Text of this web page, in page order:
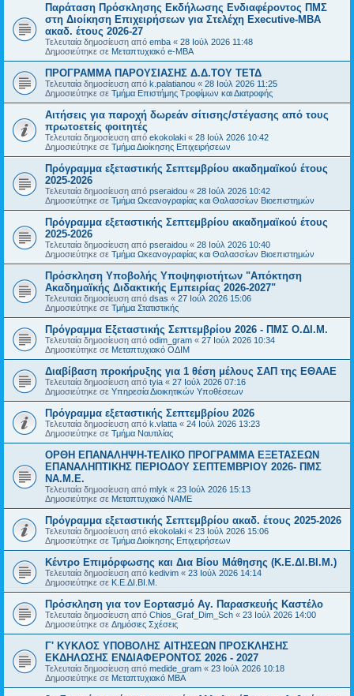
Παράταση Πρόσκλησης Εκδήλωσης Ενδιαφέροντος ΠΜΣ
στη Διοίκηση Επιχειρήσεων για Στελέχη Executive-MBΑ
ακαδ. έτους 2026-27
Τελευταία δημοσίευση από emba « 28 Ιούλ 2026 11:48
Δημοσιεύτηκε σε Μεταπτυχιακό e-MBA
ΠΡΟΓΡΑΜΜΑ ΠΑΡΟΥΣΙΑΣΗΣ Δ.Δ.ΤΟΥ ΤΕΤΔ
Τελευταία δημοσίευση από k.palatianou « 28 Ιούλ 2026 11:25
Δημοσιεύτηκε σε Τμήμα Επιστήμης Τροφίμων και Διατροφής
Αιτήσεις για παροχή δωρεάν σίτισης/στέγασης από τους
πρωτοετείς φοιτητές
Τελευταία δημοσίευση από ekokolaki « 28 Ιούλ 2026 10:42
Δημοσιεύτηκε σε Τμήμα Διοίκησης Επιχειρήσεων
Πρόγραμμα εξεταστικής Σεπτεμβρίου ακαδημαϊκού έτους
2025-2026
Τελευταία δημοσίευση από pseraidou « 28 Ιούλ 2026 10:42
Δημοσιεύτηκε σε Τμήμα Ωκεανογραφίας και Θαλασσίων Βιοεπιστημών
Πρόγραμμα εξεταστικής Σεπτεμβρίου ακαδημαϊκού έτους
2025-2026
Τελευταία δημοσίευση από pseraidou « 28 Ιούλ 2026 10:40
Δημοσιεύτηκε σε Τμήμα Ωκεανογραφίας και Θαλασσίων Βιοεπιστημών
Πρόσκληση Υποβολής Υποψηφιοτήτων "Απόκτηση
Ακαδημαϊκής Διδακτικής Εμπειρίας 2026-2027"
Τελευταία δημοσίευση από dsas « 27 Ιούλ 2026 15:06
Δημοσιεύτηκε σε Τμήμα Στατιστικής
Πρόγραμμα Εξεταστικής Σεπτεμβρίου 2026 - ΠΜΣ Ο.ΔΙ.Μ.
Τελευταία δημοσίευση από odim_gram « 27 Ιούλ 2026 10:34
Δημοσιεύτηκε σε Μεταπτυχιακό ΟΔΙΜ
Διαβίβαση προκήρυξης για 1 θέση μέλους ΣΑΠ της ΕΘΑΑΕ
Τελευταία δημοσίευση από tyia « 27 Ιούλ 2026 07:16
Δημοσιεύτηκε σε Υπηρεσία Διοικητικών Υποθέσεων
Πρόγραμμα εξεταστικής Σεπτεμβρίου 2026
Τελευταία δημοσίευση από k.vlatta « 24 Ιούλ 2026 13:23
Δημοσιεύτηκε σε Τμήμα Ναυτιλίας
ΟΡΘΗ ΕΠΑΝΑΛΗΨΗ-ΤΕΛΙΚΟ ΠΡΟΓΡΑΜΜΑ ΕΞΕΤΑΣΕΩΝ
ΕΠΑΝΑΛΗΠΤΙΚΗΣ ΠΕΡΙΟΔΟΥ ΣΕΠΤΕΜΒΡΙΟΥ 2026- ΠΜΣ
ΝΑ.Μ.Ε.
Τελευταία δημοσίευση από mlyk « 23 Ιούλ 2026 15:13
Δημοσιεύτηκε σε Μεταπτυχιακό ΝΑΜΕ
Πρόγραμμα εξεταστικής Σεπτεμβρίου ακαδ. έτους 2025-2026
Τελευταία δημοσίευση από ekokolaki « 23 Ιούλ 2026 15:06
Δημοσιεύτηκε σε Τμήμα Διοίκησης Επιχειρήσεων
Κέντρο Επιμόρφωσης και Δια Βίου Μάθησης (Κ.Ε.ΔΙ.ΒΙ.Μ.)
Τελευταία δημοσίευση από kedivim « 23 Ιούλ 2026 14:14
Δημοσιεύτηκε σε Κ.Ε.ΔΙ.ΒΙ.Μ.
Πρόσκληση για τον Εορτασμό Αγ. Παρασκευής Καστέλο
Τελευταία δημοσίευση από Chios_Graf_Dim_Sch « 23 Ιούλ 2026 14:00
Δημοσιεύτηκε σε Δημόσιες Σχέσεις
Γ' ΚΥΚΛΟΣ ΥΠΟΒΟΛΗΣ ΑΙΤΗΣΕΩΝ ΠΡΟΣΚΛΗΣΗΣ
ΕΚΔΗΛΩΣΗΣ ΕΝΔΙΑΦΕΡΟΝΤΟΣ 2026 - 2027
Τελευταία δημοσίευση από medide_gram « 23 Ιούλ 2026 10:18
Δημοσιεύτηκε σε Μεταπτυχιακό MBA